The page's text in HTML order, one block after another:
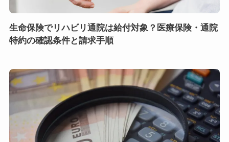
生命保険でリハビリ通院は給付対象？医療保険・通院
特約の確認条件と請求手順